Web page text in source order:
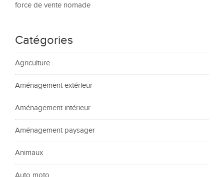
force de vente nomade
Catégories
Agriculture
Aménagement extérieur
Aménagement intérieur
Aménagement paysager
Animaux
Auto moto